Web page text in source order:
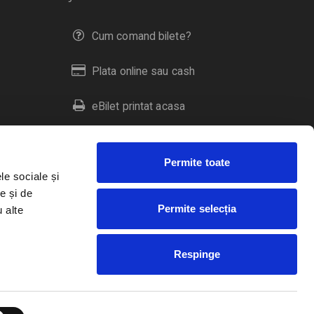
sociale și
și de
alte
Permite toate
Permite selecția
Respinge
Cum comand bilete?
Plata online sau cash
eBilet printat acasa
Livrare prin curier
Duplicare bilete